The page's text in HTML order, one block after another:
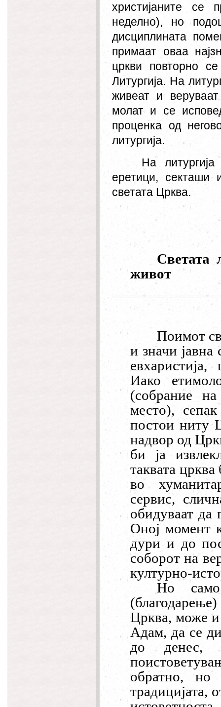
христијаните се
неделно), но
дисциплината
примаат оваа
цркви повторно
Литургија. На
живеат и
молат и се
проценка од
литургија.
На
еретици,
светата Црква.
Светата
живот
Поимот
и значи јавна
евхаристија,
Иако
(собрание
место),
постои ниту
надвор од
би ја
таквата
во
сервис,
обидуваат да
Оној момент
дури и до
соборот на
културно-
Но само
Црква, може и
Адам, да се
до денес,
обратно,
традицијата,